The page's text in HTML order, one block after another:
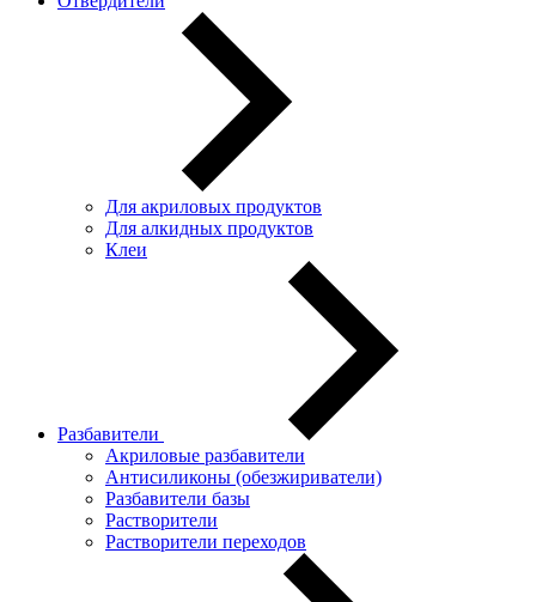
Для акриловых продуктов
Для алкидных продуктов
Клеи
Разбавители
Акриловые разбавители
Антисиликоны (обезжириватели)
Разбавители базы
Растворители
Растворители переходов